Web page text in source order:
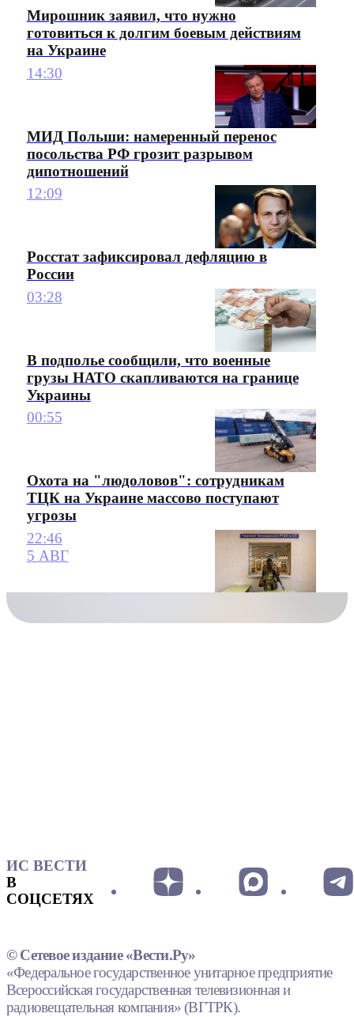
Мирошник заявил, что нужно
готовиться к долгим боевым действиям
на Украине
14:30
МИД Польши: намеренный перенос
посольства РФ грозит разрывом
дипотношений
12:09
Росстат зафиксировал дефляцию в
России
03:28
В подполье сообщили, что военные
грузы НАТО скапливаются на границе
Украины
00:55
Охота на "людоловов": сотрудникам
ТЦК на Украине массово поступают
угрозы
22:46
5 АВГ
ИС ВЕСТИ
В
СОЦСЕТЯХ
© Сетевое издание «Вести.Ру»
«Федеральное государственное унитарное предприятие
Всероссийская государственная телевизионная и
радиовещательная компания» (ВГТРК).